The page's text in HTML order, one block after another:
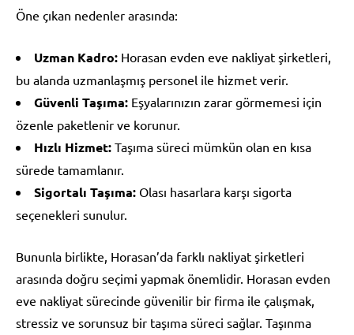
Öne çıkan nedenler arasında:
Uzman Kadro: Horasan evden eve nakliyat şirketleri,
bu alanda uzmanlaşmış personel ile hizmet verir.
Güvenli Taşıma: Eşyalarınızın zarar görmemesi için
özenle paketlenir ve korunur.
Hızlı Hizmet: Taşıma süreci mümkün olan en kısa
sürede tamamlanır.
Sigortalı Taşıma: Olası hasarlara karşı sigorta
seçenekleri sunulur.
Bununla birlikte, Horasan’da farklı nakliyat şirketleri
arasında doğru seçimi yapmak önemlidir. Horasan evden
eve nakliyat sürecinde güvenilir bir firma ile çalışmak,
stressiz ve sorunsuz bir taşıma süreci sağlar. Taşınma